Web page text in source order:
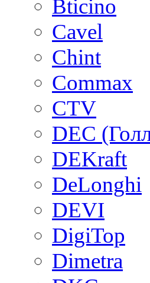
Bticino
Cavel
Chint
Commax
CTV
DEC
DEKraft
DeLonghi
DEVI
DigiTop
Dimetra